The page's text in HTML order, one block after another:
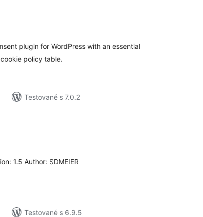
plugin for WordPress with an essential
policy table.
Testované s 7.0.2
1.5 Author: SDMEIER
Testované s 6.9.5